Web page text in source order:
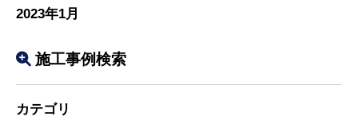
2023年1月
施工事例検索
カテゴリ